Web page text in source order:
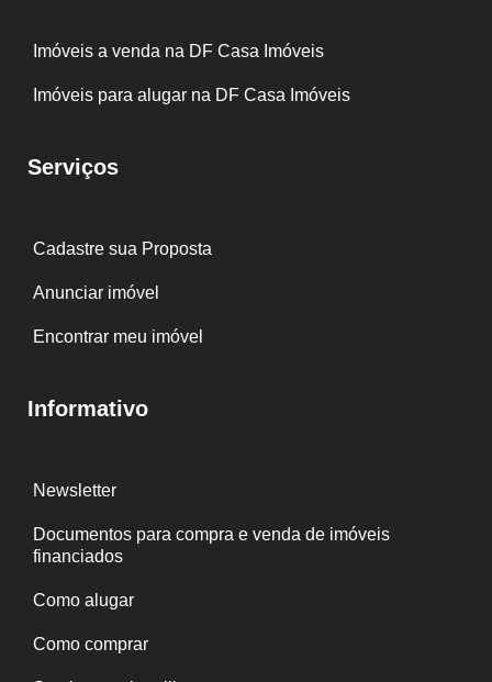
Imóveis a venda na DF Casa Imóveis
Imóveis para alugar na DF Casa Imóveis
Serviços
Cadastre sua Proposta
Anunciar imóvel
Encontrar meu imóvel
Informativo
Newsletter
Documentos para compra e venda de imóveis
financiados
Como alugar
Como comprar